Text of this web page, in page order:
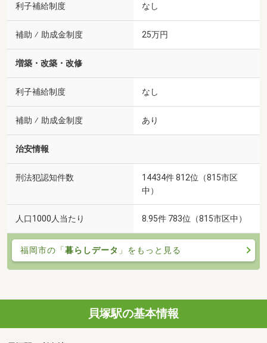
利子補給制度 なし
補助 ⁄ 助成金制度 25万円
増築・改築・改修
利子補給制度 なし
補助 ⁄ 助成金制度 あり
治安情報
刑法犯認知件数
14434件 812位（815市区
中）
人口1000人当たり 8.95件 783位（815市区中）
福岡市の「暮らしデータ 」をもっと見る
貝塚駅の基本情報